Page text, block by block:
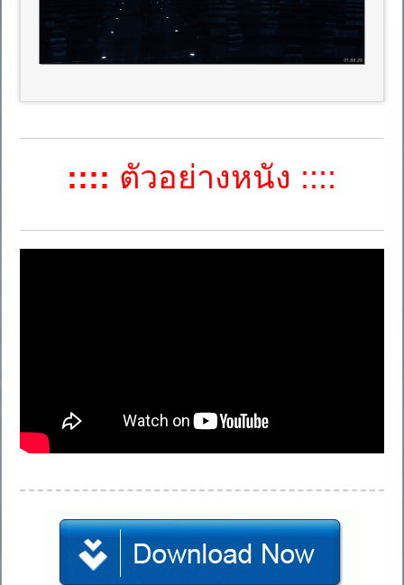
:::: ตัวอย่างหนัง ::::